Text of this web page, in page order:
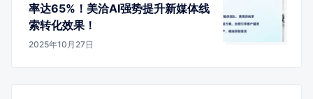
率达65%！美洽AI强势提升新媒体线
索转化效果！
2025年10月27日